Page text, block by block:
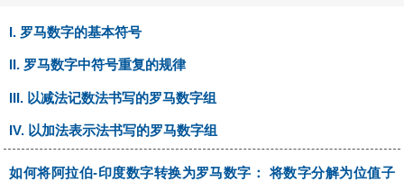
I. 罗马数字的基本符号
II. 罗马数字中符号重复的规律
III. 以减法记数法书写的罗马数字组
IV. 以加法表示法书写的罗马数字组
如何将阿拉伯-印度数字转换为罗马数字： 将数字分解为位值子